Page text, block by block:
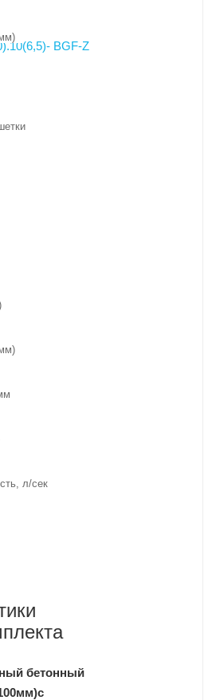
л/сек
бетонный